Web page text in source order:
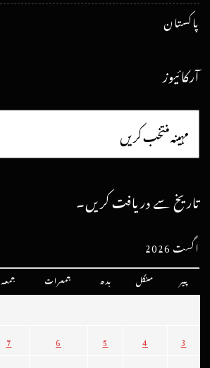
پاکستان
آرکائیوز
تاریخ سے دریافت کریں۔
اگست 2026
پیر منگل بدھ جمعرات جمعہ
3
4
5
6
7